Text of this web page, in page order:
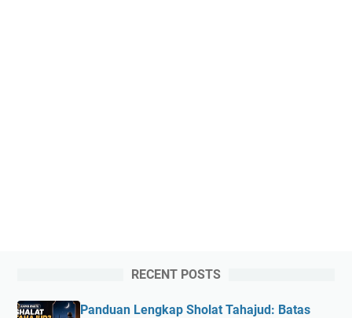
RECENT POSTS
Panduan Lengkap Sholat Tahajud: Batas